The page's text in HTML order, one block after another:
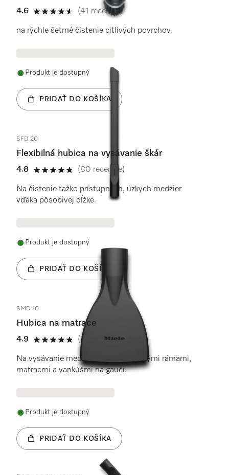
4.6
4.6 / 5
(41 recenzie)
na rýchle šetrné čistenie citlivých povrchov.
Produkt je dostupný
PRIDAŤ DO KOŠÍKA
SFD 20
Flexibilná hubica na vysávanie škár
4.8
4.8 / 5
(80 recenzie)
Na čistenie ťažko prístupných, úzkych medzier
vďaka pôsobivej dĺžke.
Produkt je dostupný
PRIDAŤ DO KOŠÍKA
SMD 10
Hubica na matrace
4.9
4.9 / 5
(28 recenzie)
Na vysávanie medzier medzi posteľnými rámami,
matracmi a vankúšmi na gauči.
Produkt je dostupný
PRIDAŤ DO KOŠÍKA